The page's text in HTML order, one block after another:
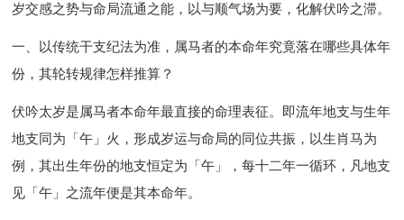
岁交感之势与命局流通之能，以与顺气场为要，化解伏吟之滞。
一、以传统干支纪法为准，属马者的本命年究竟落在哪些具体年
份，其轮转规律怎样推算？
伏吟太岁是属马者本命年最直接的命理表征。即流年地支与生年
地支同为「午」火，形成岁运与命局的同位共振，以生肖马为
例，其出生年份的地支恒定为「午」，每十二年一循环，凡地支
见「午」之流年便是其本命年。